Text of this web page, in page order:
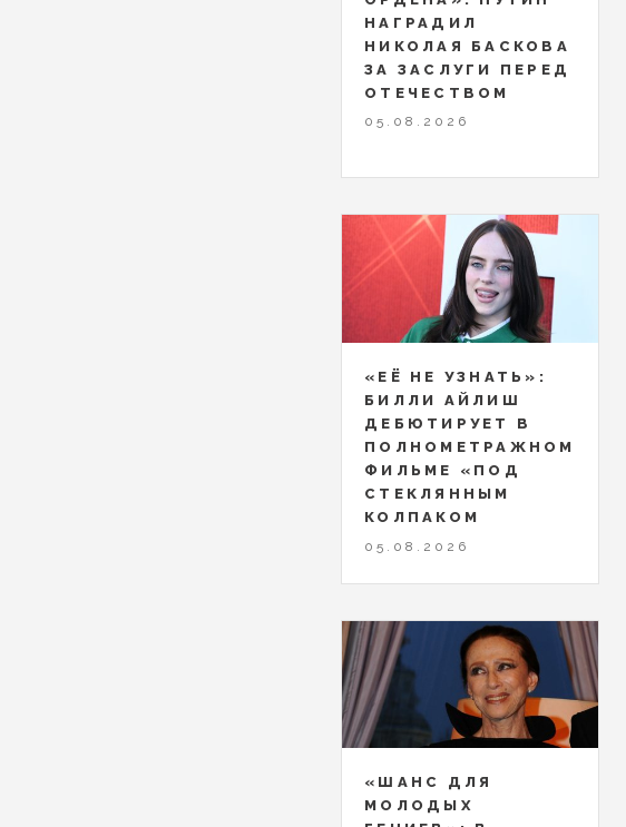
НАГРАДИЛ
НИКОЛАЯ БАСКОВА
ЗА ЗАСЛУГИ ПЕРЕД
ОТЕЧЕСТВОМ
05.08.2026
«ЕЁ НЕ УЗНАТЬ»:
БИЛЛИ АЙЛИШ
ДЕБЮТИРУЕТ В
ПОЛНОМЕТРАЖНОМ
ФИЛЬМЕ «ПОД
СТЕКЛЯННЫМ
КОЛПАКОМ
05.08.2026
«ШАНС ДЛЯ
МОЛОДЫХ